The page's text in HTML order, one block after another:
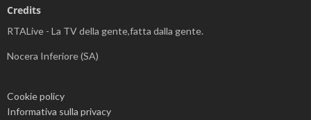
Credits
RTALive - La TV della gente,fatta dalla gente.
Nocera Inferiore (SA)
Cookie policy
Informativa sulla privacy